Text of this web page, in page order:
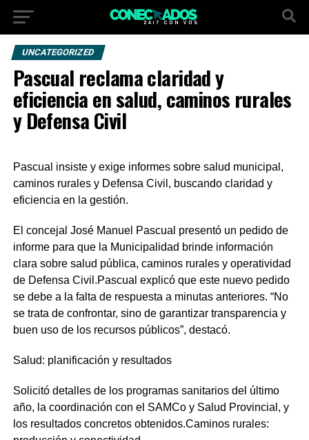
UNCATEGORIZED
Pascual reclama claridad y
eficiencia en salud, caminos rurales
y Defensa Civil
Pascual insiste y exige informes sobre salud municipal,
caminos rurales y Defensa Civil, buscando claridad y
eficiencia en la gestión.
El concejal José Manuel Pascual presentó un pedido de
informe para que la Municipalidad brinde información
clara sobre salud pública, caminos rurales y operatividad
de Defensa Civil.Pascual explicó que este nuevo pedido
se debe a la falta de respuesta a minutas anteriores. “No
se trata de confrontar, sino de garantizar transparencia y
buen uso de los recursos públicos”, destacó.
Salud: planificación y resultados
Solicitó detalles de los programas sanitarios del último
año, la coordinación con el SAMCo y Salud Provincial, y
los resultados concretos obtenidos.Caminos rurales: